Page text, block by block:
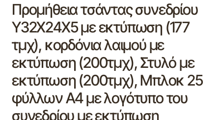
Προμήθεια τσάντας συνεδρίου
Υ32Χ24Χ5 με εκτύπωση (177
τμχ), κορδόνια λαιμού με
εκτύπωση (200τμχ), Στυλό με
εκτύπωση (200τμχ), Μπλοκ 25
φύλλων Α4 με λογότυπο του
συνεδρίου με εκτύπωση